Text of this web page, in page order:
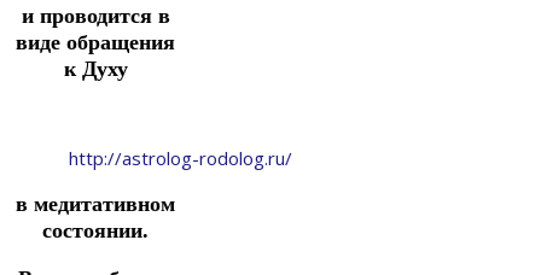
и проводится в
виде обращения
к Духу
http://astrolog-rodolog.ru/
в медитативном
состоянии.